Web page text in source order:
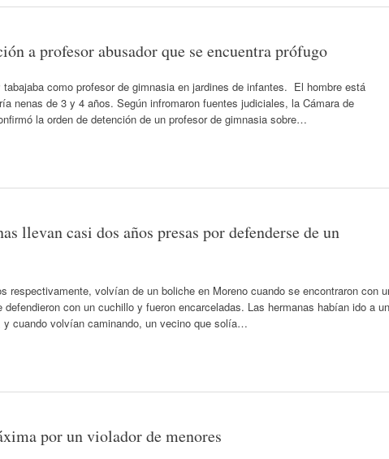
a profesor abusador que se encuentra prófugo
como profesor de gimnasia en jardines de infantes. El hombre está
nenas de 3 y 4 años. Según infromaron fuentes judiciales, la Cámara de
la orden de detención de un profesor de gimnasia sobre…
llevan casi dos años presas por defenderse de un
respectivamente, volvían de un boliche en Moreno cuando se encontraron con
con un cuchillo y fueron encarceladas. Las hermanas habían ido a un
cuando volvían caminando, un vecino que solía…
por un violador de menores